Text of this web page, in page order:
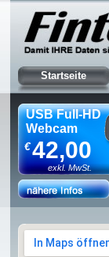
Startseite
USB Full-HD
Webcam
42,00
€
exkl. MwSt.